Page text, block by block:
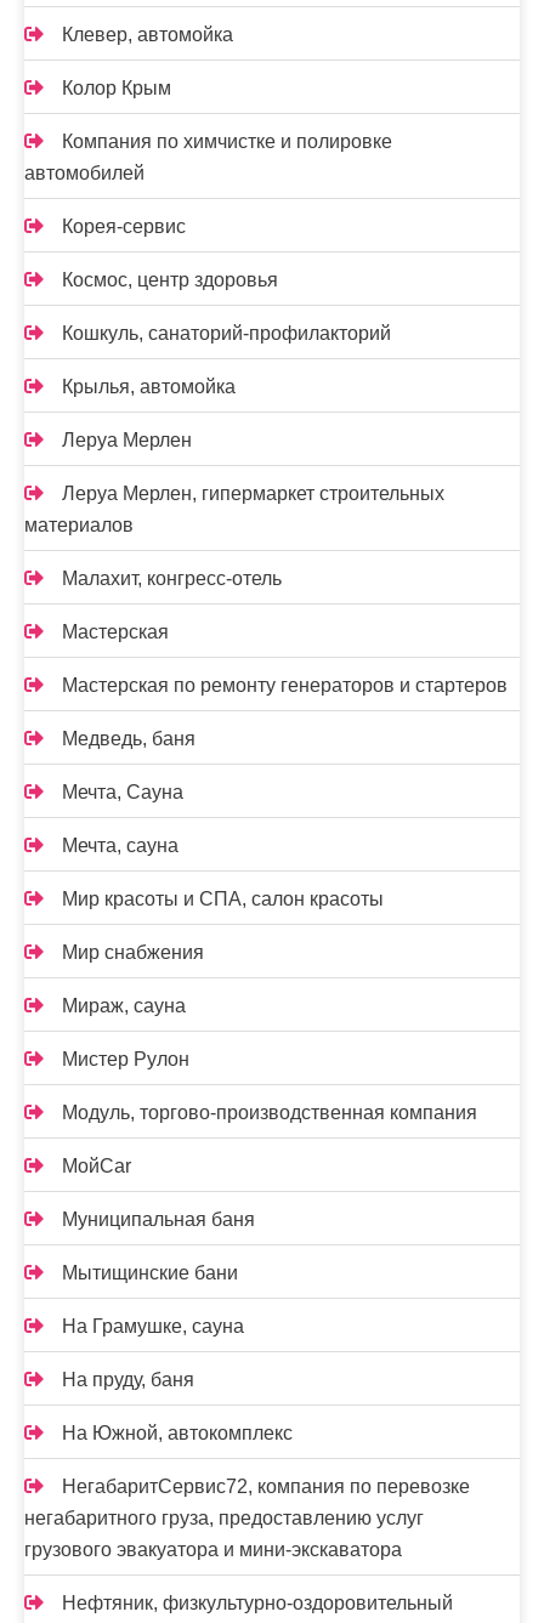
Клевер, автомойка
Колор Крым
Компания по химчистке и полировке
автомобилей
Корея-сервис
Космос, центр здоровья
Кошкуль, санаторий-профилакторий
Крылья, автомойка
Леруа Мерлен
Леруа Мерлен, гипермаркет строительных
материалов
Малахит, конгресс-отель
Мастерская
Мастерская по ремонту генераторов и стартеров
Медведь, баня
Мечта, Сауна
Мечта, сауна
Мир красоты и СПА, салон красоты
Мир снабжения
Мираж, сауна
Мистер Рулон
Модуль, торгово-производственная компания
МойCar
Муниципальная баня
Мытищинские бани
На Грамушке, сауна
На пруду, баня
На Южной, автокомплекс
НегабаритСервис72, компания по перевозке
негабаритного груза, предоставлению услуг
грузового эвакуатора и мини-экскаватора
Нефтяник, физкультурно-оздоровительный